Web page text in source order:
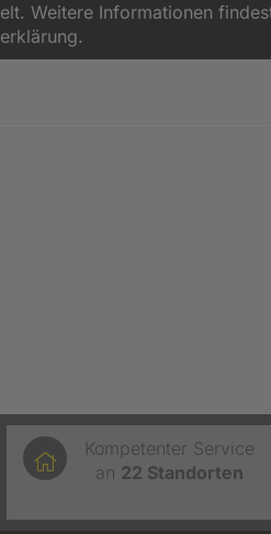
Weitere Informationen
Kompetenter Service
an 22 Standorten